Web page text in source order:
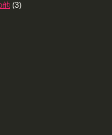
他 (3)